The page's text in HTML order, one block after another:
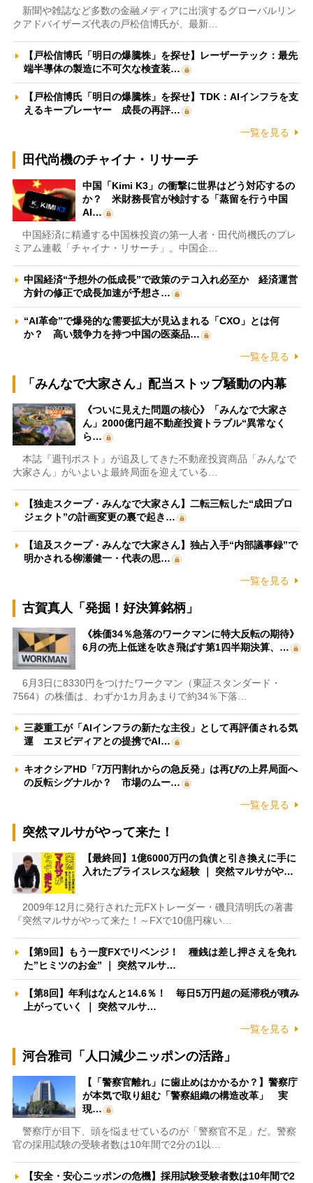
新聞や雑誌など多数の金融メディアに出演するグローバルリン
クアドバイザーズ代表の戸松信博氏が、最新…
【戸松信博氏「明日の爆騰株」を探せ】レーザーテック：最先
端半導体の製造に不可欠な検査装…
【戸松信博氏「明日の爆騰株」を探せ】TDK：AIインフラを支
えるキープレーヤー 成長の再評…
一覧を見る
田代尚機のチャイナ・リサーチ
中国「Kimi K3」の衝撃に世界はどう対応するの
か？ 米財務長官が検討する「蒸留を行う中国
AI…
中国経済に精通する中国株投資の第一人者・田代尚機氏のプレ
ミアム連載「チャイナ・リサーチ」。中国企…
中国経済“予想外の低成長”で政策のテコ入れ必至か 経済運営
方針の修正で成長加速が予想さ…
“AI革命”で爆発的な需要拡大が見込まれる「CXO」とは何
か？ 高い競争力を持つ中国の医薬品…
一覧を見る
「みんなで大家さん」配当ストップ騒動の内幕
《ついに見えた問題の核心》「みんなで大家さ
ん」2000億円超不動産投資トラブル“異常なく
ら…
本誌『週刊ポスト』が追及してきた不動産投資商品「みんなで
大家さん」がいよいよ最終局面を迎えている…
【独走スクープ・みんなで大家さん】二転三転した“成田プロ
ジェクト”の計画変更の裏で起き…
【追及スクープ・みんなで大家さん】独占入手“内部議事録”で
明かされる柳瀬健一・代表の思…
一覧を見る
古賀真人「発掘！好決算銘柄」
《株価34％急落のワークマンに特大反転の期待》
6月の売上低迷を吹き飛ばす第1四半期決算、…
6月3日に8330円をつけたワークマン（東証スタンダード・
7564）の株価は、わずか1カ月あまりで約34％下落…
三菱重工が「AIインフラの新たな主役」として再評価される気
運 エヌビディアとの提携でAI…
キオクシアHD「7万円割れからの急反発」は再びの上昇局面へ
の反転シグナルか？ 市場のムー…
一覧を見る
突然マルサがやって来た！
【最終回】1億6000万円の負債と引き換えに手に
入れたプライスレスな経験 ｜ 突然マルサがや…
2009年12月に発行された元FXトレーダー・磯貝清明氏の著書
『突然マルサがやって来た！～FXで10億円稼い…
【第9回】もう一度FXでリベンジ！ 種銭は差し押さえを免れ
た”ヒミツのお金” ｜ 突然マルサ…
【第8回】年利はなんと14.6％！ 毎日5万円超の延滞税が積み
上がっていく ｜ 突然マルサ…
一覧を見る
河合雅司「人口減少ニッポンの活路」
【「警察官離れ」に歯止めはかかるか？】警察庁
が本気で取り組む「警察組織の構造改革」 実
現…
警察庁が目下、頭を悩ませているのが「警察官不足」だ。警察
官の採用試験の受験者数は10年間で2分の1以…
【安全・安心ニッポンの危機】採用試験受験者数は10年間で2